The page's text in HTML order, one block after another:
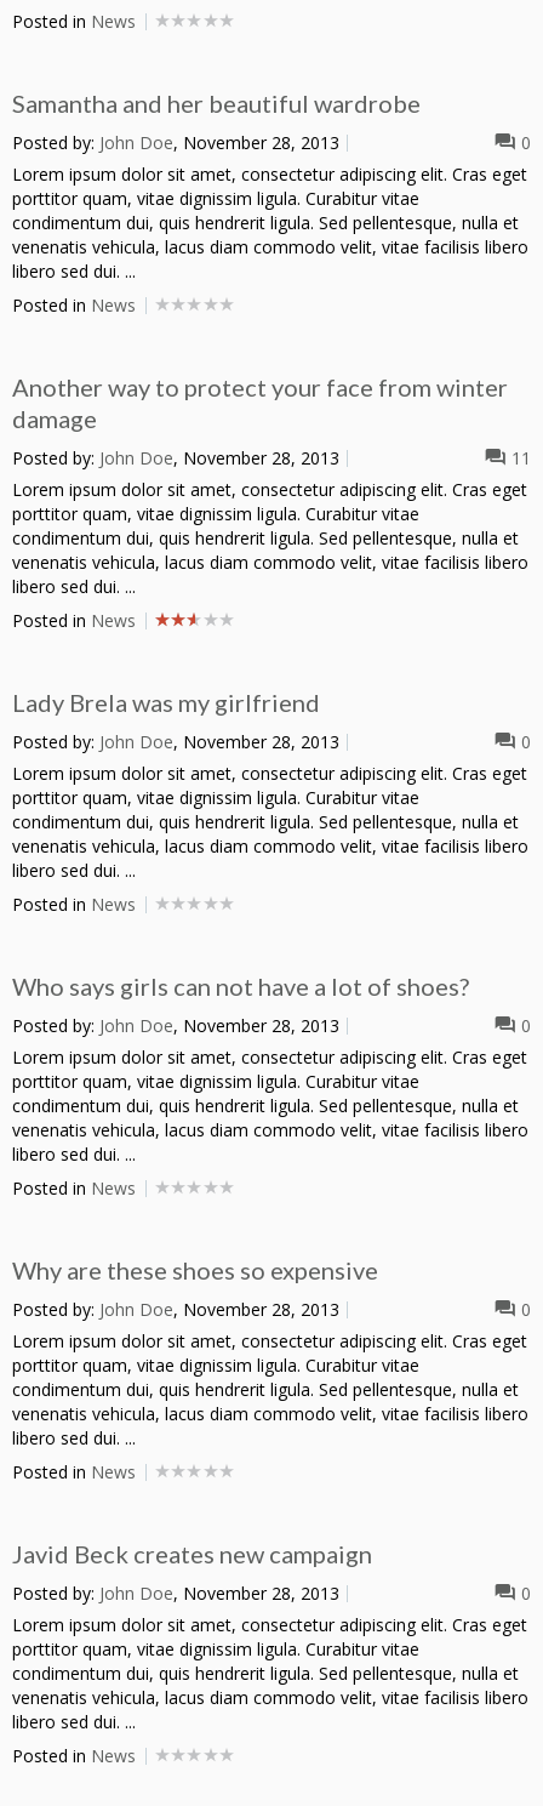
Posted in News
Samantha and her beautiful wardrobe
Posted by: John Doe, November 28, 2013
0
Lorem ipsum dolor sit amet, consectetur adipiscing elit. Cras eget
porttitor quam, vitae dignissim ligula. Curabitur vitae
condimentum dui, quis hendrerit ligula. Sed pellentesque, nulla et
venenatis vehicula, lacus diam commodo velit, vitae facilisis libero
libero sed dui. ...
Posted in News
Another way to protect your face from winter
damage
Posted by: John Doe, November 28, 2013
11
Lorem ipsum dolor sit amet, consectetur adipiscing elit. Cras eget
porttitor quam, vitae dignissim ligula. Curabitur vitae
condimentum dui, quis hendrerit ligula. Sed pellentesque, nulla et
venenatis vehicula, lacus diam commodo velit, vitae facilisis libero
libero sed dui. ...
Posted in News
Lady Brela was my girlfriend
Posted by: John Doe, November 28, 2013
0
Lorem ipsum dolor sit amet, consectetur adipiscing elit. Cras eget
porttitor quam, vitae dignissim ligula. Curabitur vitae
condimentum dui, quis hendrerit ligula. Sed pellentesque, nulla et
venenatis vehicula, lacus diam commodo velit, vitae facilisis libero
libero sed dui. ...
Posted in News
Who says girls can not have a lot of shoes?
Posted by: John Doe, November 28, 2013
0
Lorem ipsum dolor sit amet, consectetur adipiscing elit. Cras eget
porttitor quam, vitae dignissim ligula. Curabitur vitae
condimentum dui, quis hendrerit ligula. Sed pellentesque, nulla et
venenatis vehicula, lacus diam commodo velit, vitae facilisis libero
libero sed dui. ...
Posted in News
Why are these shoes so expensive
Posted by: John Doe, November 28, 2013
0
Lorem ipsum dolor sit amet, consectetur adipiscing elit. Cras eget
porttitor quam, vitae dignissim ligula. Curabitur vitae
condimentum dui, quis hendrerit ligula. Sed pellentesque, nulla et
venenatis vehicula, lacus diam commodo velit, vitae facilisis libero
libero sed dui. ...
Posted in News
Javid Beck creates new campaign
Posted by: John Doe, November 28, 2013
0
Lorem ipsum dolor sit amet, consectetur adipiscing elit. Cras eget
porttitor quam, vitae dignissim ligula. Curabitur vitae
condimentum dui, quis hendrerit ligula. Sed pellentesque, nulla et
venenatis vehicula, lacus diam commodo velit, vitae facilisis libero
libero sed dui. ...
Posted in News